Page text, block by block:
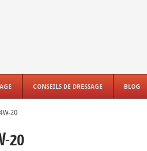
CONSEILS DE DRESSAGE BLOG
20
20